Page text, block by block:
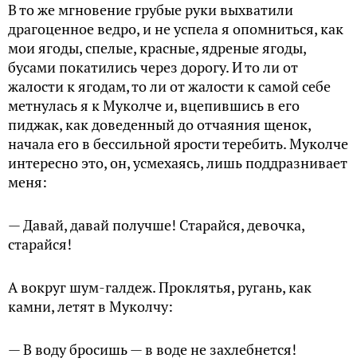
В то же мгновение грубые руки выхватили
драгоценное ведро, и не успела я опомниться, как
мои ягоды, спелые, красные, ядреные ягоды,
бусами покатились через дорогу. И то ли от
жалости к ягодам, то ли от жалости к самой себе
метнулась я к Муколче и, вцепившись в его
пиджак, как доведенный до отчаяния щенок,
начала его в бессильной ярости теребить. Муколче
интересно это, он, усмехаясь, лишь поддразнивает
меня:
— Давай, давай получше! Старайся, девочка,
старайся!
А вокруг шум-галдеж. Проклятья, ругань, как
камни, летят в Муколчу:
— В воду бросишь — в воде не захлебнется!